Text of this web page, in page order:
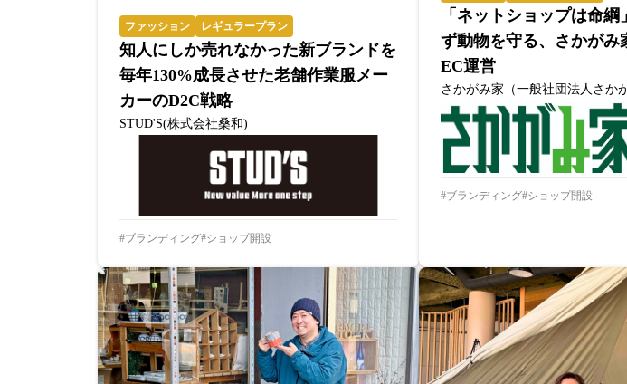
ファッション レギュラープラン
知人にしか売れなかった新ブランドを
毎年130%成長させた老舗作業服メー
カーのD2C戦略
STUD'S(株式会社桑和)
ブランディング ショップ開設
「ネットショップは命綱
ず動物を守る、さかがみ
EC運営
さかがみ家（一般社団法人さか
ブランディング ショップ開設